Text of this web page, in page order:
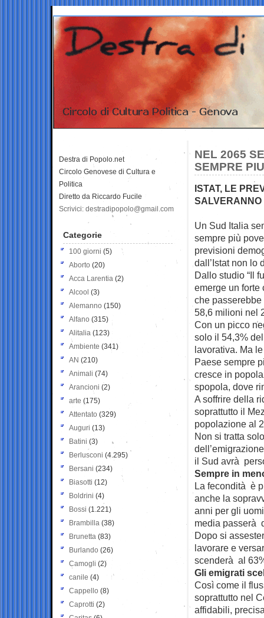
NEL 2065
SEMPRE
ISTAT, LE
SALVERANNO
Un Sud Italia
sempre più
previsioni
dall’Istat non lo
Dallo studio “Il
emerge un
che
58,6 milioni nel
Con un picco
solo il 54,3%
lavorativa. Ma
Paese sempre
cresce in
spopola, dove
A soffrire della
soprattutto il
popolazione al
Non si tratta
il Sud avrà
Sempre in
La fecondità è
anche la
anni per gli
media passerà
Dopo si
lavorare e
scenderà al
Gli emigrati
Così come il
soprattutto nel
affidabili,
Destra di Popolo.net
Circolo Genovese di Cultura e
Politica
Diretto da Riccardo Fucile
Scrivici: destradipopolo@gmail.com
Categorie
100 giorni (5)
Aborto (20)
Acca Larentia (2)
Alcool (3)
Alemanno (150)
Alfano (315)
Alitalia (123)
Ambiente (341)
AN (210)
Animali (74)
Arancioni (2)
arte (175)
Attentato (329)
Auguri (13)
Batini (3)
Berlusconi (4.295)
Bersani (234)
Biasotti (12)
Boldrini (4)
Bossi (1.221)
Brambilla (38)
Brunetta (83)
Burlando (26)
Camogli (2)
canile (4)
Cappello (8)
Caprotti (2)